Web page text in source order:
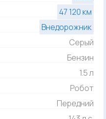
47 120 км
Внедорожник
Серый
Бензин
1.5 л
Робот
Передний